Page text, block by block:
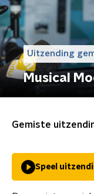
Uitzending
Musical
Gemiste
Speel